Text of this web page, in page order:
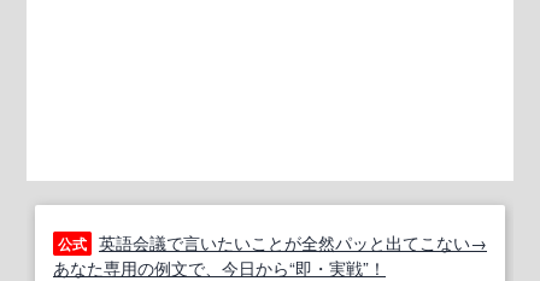
公式 英語会議で言いたいことが全然パッと出てこない→
あなた専用の例文で、今日から“即・実戦”！